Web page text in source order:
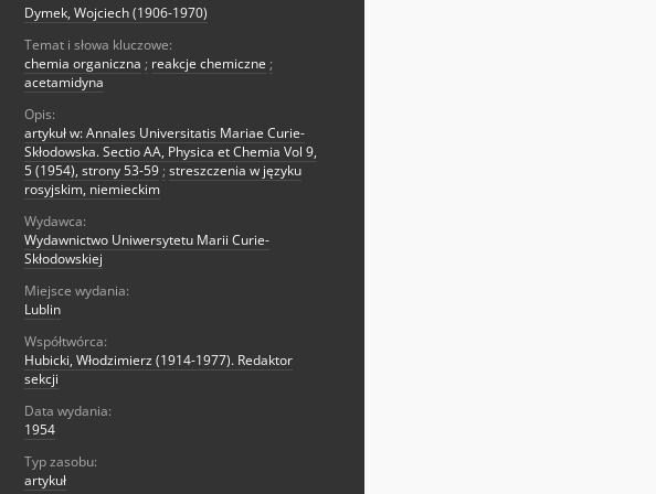
Dymek, Wojciech (1906-1970)
Temat i słowa kluczowe:
chemia organiczna ; reakcje chemiczne ;
acetamidyna
Opis:
artykuł w: Annales Universitatis Mariae Curie-
Skłodowska. Sectio AA, Physica et Chemia Vol 9,
5 (1954), strony 53-59 ; streszczenia w języku
rosyjskim, niemieckim
Wydawca:
Wydawnictwo Uniwersytetu Marii Curie-
Skłodowskiej
Miejsce wydania:
Lublin
Współtwórca:
Hubicki, Włodzimierz (1914-1977). Redaktor
sekcji
Data wydania:
1954
Typ zasobu:
artykuł